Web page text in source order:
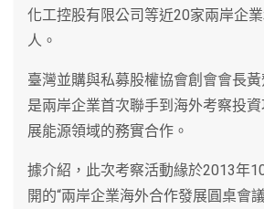
化工控股有限公司等近20家兩岸企
人。
臺灣並購與私募股權協會創會會長
是兩岸企業首次聯手到海外考察投
展能源領域的務實合作。
據介紹，此次考察活動緣於2013年
開的“兩岸企業海外合作發展圓桌會